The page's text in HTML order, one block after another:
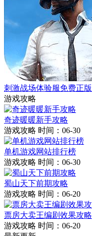
刺激战场体验服免费正版
游戏攻略
奇迹暖暖新手攻略
游戏攻略 时间：06-30
单机游戏网站排行榜
游戏攻略 时间：06-30
蜀山天下前期攻略
游戏攻略 时间：06-20
票房大卖王编剧效果攻略
游戏攻略 时间：06-20